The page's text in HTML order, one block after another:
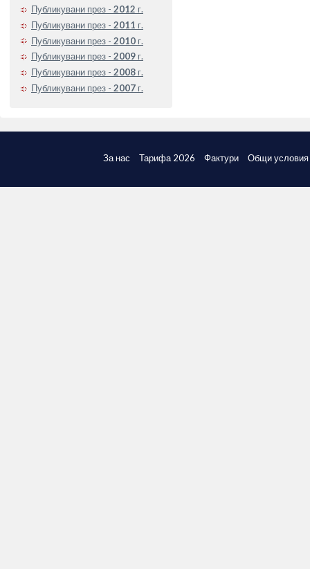
Публикувани през - 2012 г.
Публикувани през - 2011 г.
Публикувани през - 2010 г.
Публикувани през - 2009 г.
Публикувани през - 2008 г.
Публикувани през - 2007 г.
За нас Тарифа 2026 Фактури Общи условия